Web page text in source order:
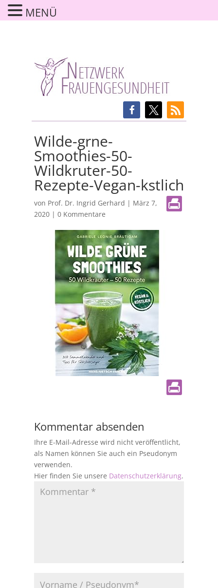
Wilde-grne-
Smoothies-50-
Wildkruter-50-
Rezepte-Vegan-kstlich
von Prof. Dr. Ingrid Gerhard | März 7,
2020| 0 Kommentare
Kommentar absenden
Ihre E-Mail-Adresse wird nicht veröffentlicht,
als Namen können Sie auch ein Pseudonym
verwenden.
Hier finden Sie unsere Datenschutzerklärung.
MENÜ